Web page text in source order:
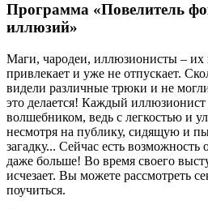
Программа «Повелитель
иллюзий»
Маги, чародеи, иллюзионисты –
привлекает и уже не отпускает.
видели различные трюки и не
это делается! Каждый
волшебником, ведь с легкостью и
несмотря на публику, сидящую и
загадку... Сейчас есть возможность
даже больше! Во время своего
исчезает. Вы можете рассмотреть
поучиться.